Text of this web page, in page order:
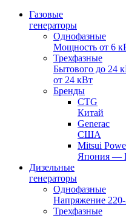
Газовые
генераторы
Однофазные
Мощность от 6
Трехфазные
Бытового до 24
от 24 кВт
Бренды
CTG
Китай
Generac
США
Mitsui
Япония —
Дизельные
генераторы
Однофазные
Напряжение
Трехфазные